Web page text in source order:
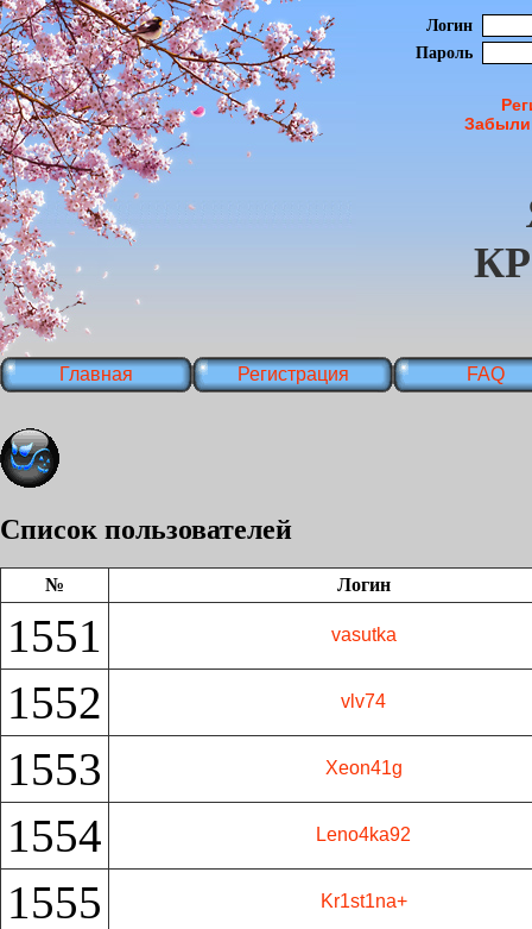
Логин
Пароль
Главная Регистрация FAQ
Список пользователей
№ Логин
1551 vasutka
1552 vlv74
1553 Xeon41g
1554 Leno4ka92
1555 Kr1st1na+